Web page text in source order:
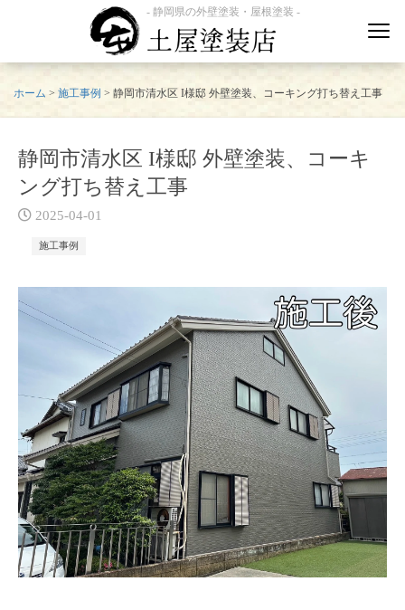
- 静岡県の外壁塗装・屋根塗装 -
ホーム > 施工事例 > 静岡市清水区 I様邸 外壁塗装、コーキング打ち替え工事
静岡市清水区 I様邸 外壁塗装、コーキ
ング打ち替え工事
2025-04-01
施工事例